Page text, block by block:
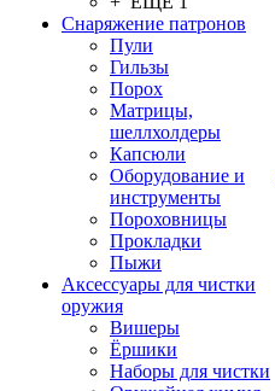
Снаряжение патронов
Пули
Гильзы
Порох
Матрицы,
шеллхолдеры
Капсюли
Оборудование и
инструменты
Пороховницы
Прокладки
Пыжи
Аксессуары для чистки
оружия
Вишеры
Ёршики
Наборы для чистки